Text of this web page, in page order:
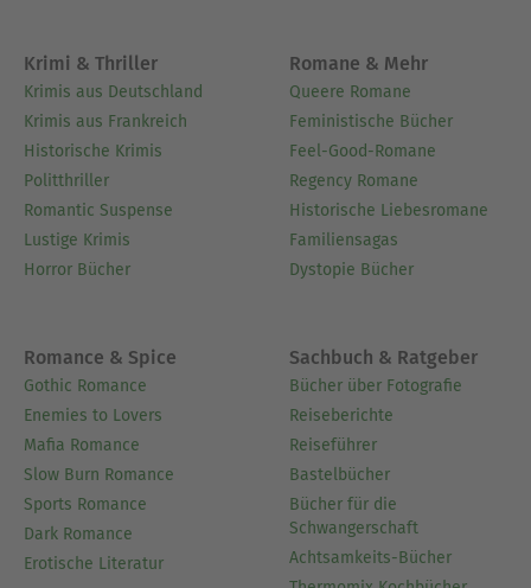
Krimi & Thriller
Krimis aus Deutschland
Krimis aus Frankreich
Historische Krimis
Politthriller
Romantic Suspense
Lustige Krimis
Horror Bücher
Romane & Mehr
Queere Romane
Feministische Bücher
Feel-Good-Romane
Regency Romane
Historische Liebesromane
Familiensagas
Dystopie Bücher
Romance & Spice
Gothic Romance
Enemies to Lovers
Mafia Romance
Slow Burn Romance
Sports Romance
Dark Romance
Erotische Literatur
Sachbuch & Ratgeber
Bücher über Fotografie
Reiseberichte
Reiseführer
Bastelbücher
Bücher für die
Schwangerschaft
Achtsamkeits-Bücher